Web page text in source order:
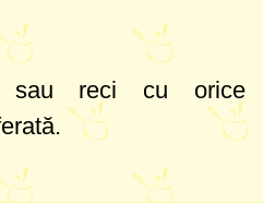
sau reci cu orice